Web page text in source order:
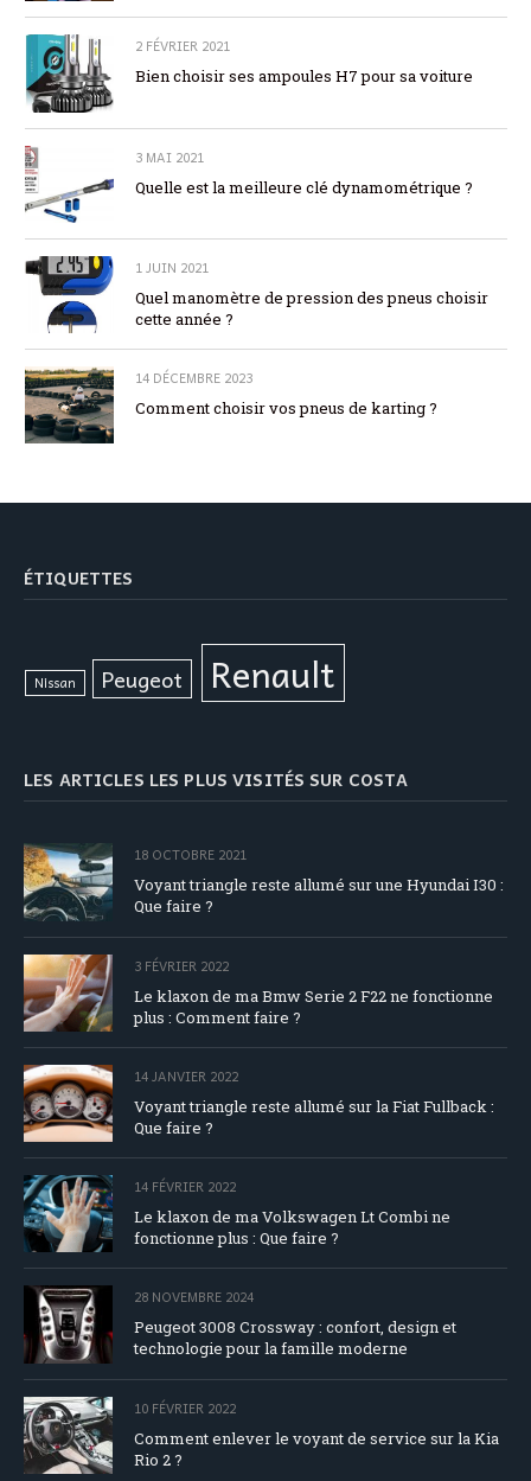
2 FÉVRIER 2021
Bien choisir ses ampoules H7 pour sa voiture
3 MAI 2021
Quelle est la meilleure clé dynamométrique ?
1 JUIN 2021
Quel manomètre de pression des pneus choisir
cette année ?
14 DÉCEMBRE 2023
Comment choisir vos pneus de karting ?
ÉTIQUETTES
Nissan Peugeot Renault
LES ARTICLES LES PLUS VISITÉS SUR COSTA
18 OCTOBRE 2021
Voyant triangle reste allumé sur une Hyundai I30 :
Que faire ?
3 FÉVRIER 2022
Le klaxon de ma Bmw Serie 2 F22 ne fonctionne
plus : Comment faire ?
14 JANVIER 2022
Voyant triangle reste allumé sur la Fiat Fullback :
Que faire ?
14 FÉVRIER 2022
Le klaxon de ma Volkswagen Lt Combi ne
fonctionne plus : Que faire ?
28 NOVEMBRE 2024
Peugeot 3008 Crossway : confort, design et
technologie pour la famille moderne
10 FÉVRIER 2022
Comment enlever le voyant de service sur la Kia
Rio 2 ?